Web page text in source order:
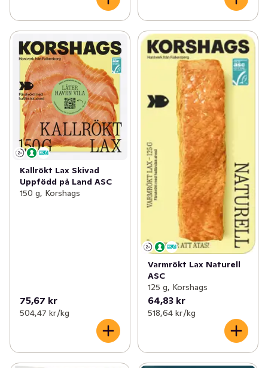
Kallrökt Lax Skivad
Uppfödd på Land ASC
150 g, Korshags
75,67 kr
504,47 kr /kg
Varmrökt Lax Naturell
ASC
125 g, Korshags
64,83 kr
518,64 kr /kg